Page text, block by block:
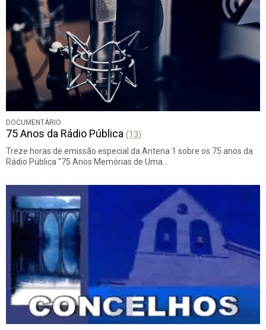
DOCUMENTÁRIO
75 Anos da Rádio Pública (13)
Treze horas de emissão especial da Antena 1 sobre os 75 anos da
Rádio Pública "75 Anos Memórias de Uma…